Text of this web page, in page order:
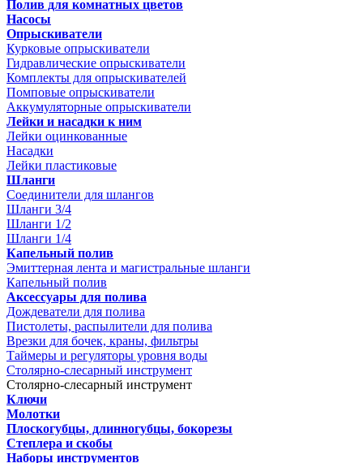
Полив для комнатных цветов
Насосы
Опрыскиватели
Курковые опрыскиватели
Гидравлические опрыскиватели
Комплекты для опрыскивателей
Помповые опрыскиватели
Аккумуляторные опрыскиватели
Лейки и насадки к ним
Лейки оцинкованные
Насадки
Лейки пластиковые
Шланги
Соединители для шлангов
Шланги 3/4
Шланги 1/2
Шланги 1/4
Капельный полив
Эмиттерная лента и магистральные шланги
Капельный полив
Аксессуары для полива
Дождеватели для полива
Пистолеты, распылители для полива
Врезки для бочек, краны, фильтры
Таймеры и регуляторы уровня воды
Столярно-слесарный инструмент
Столярно-слесарный инструмент
Ключи
Молотки
Плоскогубцы, длинногубцы, бокорезы
Степлера и скобы
Наборы инструментов